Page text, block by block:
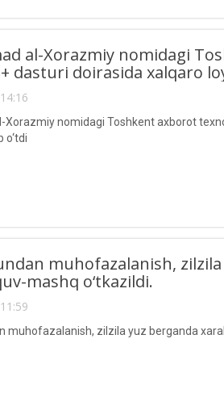
al-Xorazmiy nomidagi
dasturi doirasida xalqaro
Xorazmiy nomidagi Toshkent axborot
o‘tdi
muhofazalanish,
mashq o‘tkazildi.
muhofazalanish, zilzila yuz berganda